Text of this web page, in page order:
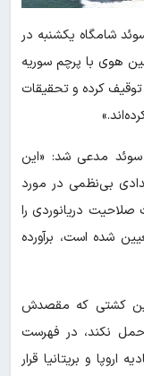
شامگاه یکشنبه در
هوی با پرچم سوریه
کرده و تحقیقات
سوئد مدعی شد: «این
بی‌نظمی در مورد
صلاحیت دریانوردی را
شده است، برآورده
این کشتی که مقصدش
نکند، در فهرست
و بریتانیا قرار